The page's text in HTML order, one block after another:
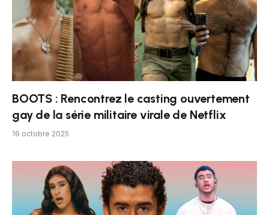
BOOTS : Rencontrez le casting ouvertement
gay de la série militaire virale de Netflix
16 octobre 2025